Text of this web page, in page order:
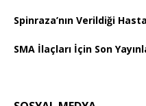
Spinraza’nın Verildiği
SMA İlaçları İçin Son